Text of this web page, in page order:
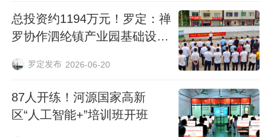
体系，以实体化产教融合载体打通校企协同
通道，培育适配本地发展的技能人才，发挥
专业优势助力企业提质增效。未来，学校将
同机制，做实做强产教融合平台，以职教人
才与科创资源助力区域经济高质量发展。
总投资约1194万元！罗定：禅
罗协作泗纶镇产业园基础设施
罗定发布 2026-06-20
87人开练！河源国家高新
区“人工智能+”培训班开班